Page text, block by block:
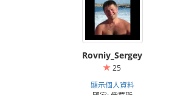
Rovniy_Sergey
25
顯示個人資料